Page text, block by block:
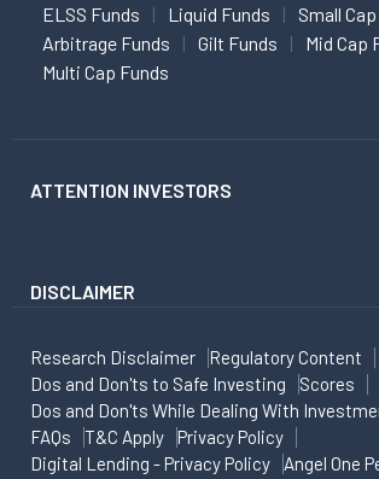
ELSS Funds Liquid Funds
Small
Arbitrage Funds
Gilt Funds
Mid Cap
Multi Cap Funds
ATTENTION INVESTORS
DISCLAIMER
Research Disclaimer
Regulatory Content
Dos and Don'ts to Safe Investing
Scores
Dos and Don'ts While Dealing With
FAQs
T&C Apply
Privacy Policy
Digital Lending - Privacy Policy
Angel One